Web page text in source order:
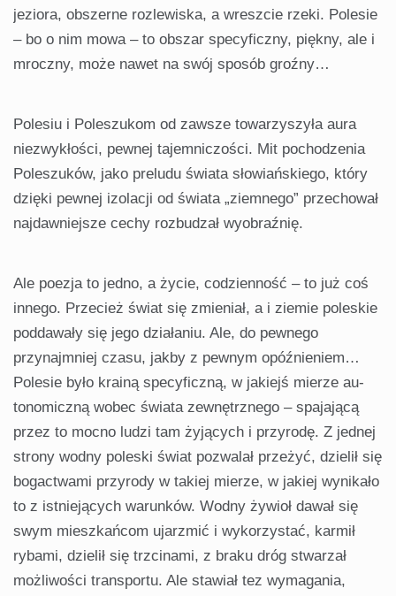
jeziora, obszerne rozlewiska, a wreszcie rzeki. Polesie
– bo o nim mowa – to obszar specyficzny, pięk­ny, ale i
mroczny, może nawet na swój sposób groźny…
Polesiu i Poleszukom od zawsze to­warzyszyła aura
niezwykłości, pewnej tajemniczości. Mit pochodzenia
Poleszuków, jako preludu świata słowiań­skiego, który
dzięki pewnej izolacji od świata „ziemnego” przechował
najdaw­niejsze cechy rozbudzał wyobraźnię.
Ale poezja to jedno, a ży­cie, codzienność – to już coś
innego. Przecież świat się zmieniał, a i ziemie po­leskie
poddawały się jego działaniu. Ale, do pewnego
przynajmniej czasu, jakby z pewnym opóźnieniem…
Polesie było krainą specy­ficzną, w jakiejś mierze au­
tonomiczną wobec świata zewnętrznego – spajającą
przez to mocno ludzi tam żyjących i przyrodę. Z jednej
strony wodny poleski świat pozwalał prze­żyć, dzielił się
bogactwami przyrody w takiej mierze, w jakiej wynikało
to z istniejących warunków. Wodny ży­wioł dawał się
swym mieszkańcom ujarzmić i wykorzystać, karmił
ryba­mi, dzielił się trzcinami, z braku dróg stwarzał
możliwości transportu. Ale stawiał tez wymagania,